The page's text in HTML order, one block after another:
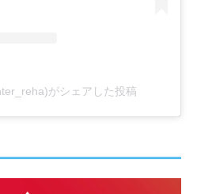
がシェアした投稿